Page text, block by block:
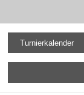
Turnierkalender